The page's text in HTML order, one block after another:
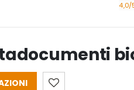
4,0/